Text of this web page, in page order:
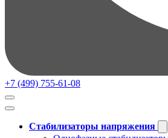
+7 (499) 755-61-08
Стабилизаторы напряжения